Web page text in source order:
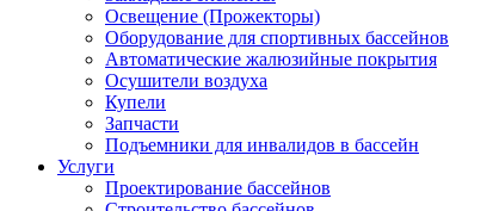
Освещение (Прожекторы)
Оборудование для спортивных бассейнов
Автоматические жалюзийные покрытия
Осушители воздуха
Купели
Запчасти
Подъемники для инвалидов в бассейн
Услуги
Проектирование бассейнов